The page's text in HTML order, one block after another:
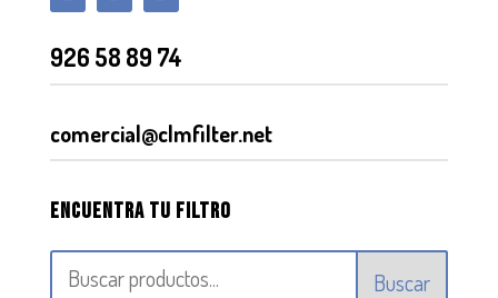
926 58 89 74
comercial@clmfilter.net
Encuentra tu filtro
Buscar